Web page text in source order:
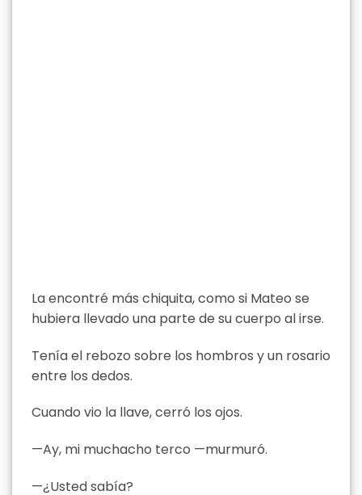
La encontré más chiquita, como si Mateo se
hubiera llevado una parte de su cuerpo al irse.
Tenía el rebozo sobre los hombros y un rosario
entre los dedos.
Cuando vio la llave, cerró los ojos.
—Ay, mi muchacho terco —murmuró.
—¿Usted sabía?